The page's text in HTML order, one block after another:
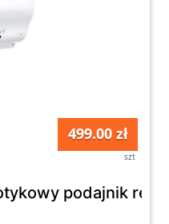
499.00 zł
szt
podajnik